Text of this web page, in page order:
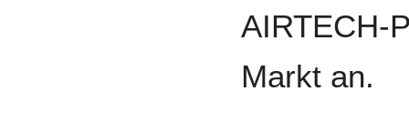
AIRTECH-
Markt an.